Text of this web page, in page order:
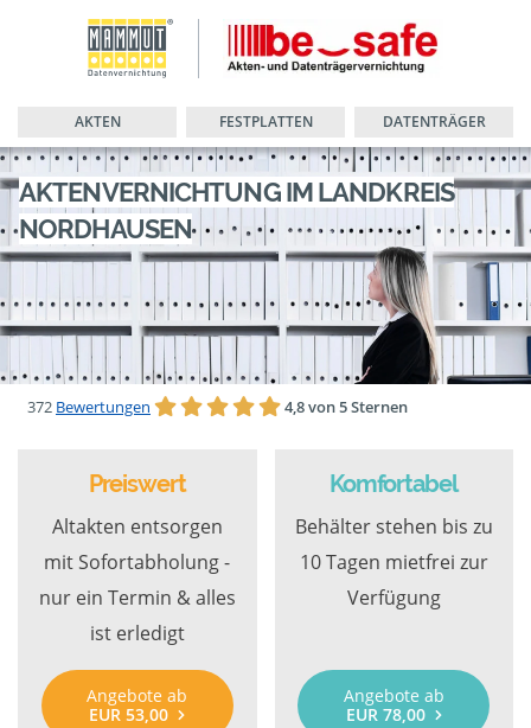
AKTEN FESTPLATTEN DATENTRÄGER
AKTENVERNICHTUNG IM LANDKREIS
NORDHAUSEN
372 Bewertungen 4,8 von 5 Sternen
Preiswert
Altakten entsorgen
mit Sofortabholung -
nur ein Termin & alles
ist erledigt
Angebote ab
EUR 53,00
Komfortabel
Behälter stehen bis zu
10 Tagen mietfrei zur
Verfügung
Angebote ab
EUR 78,00